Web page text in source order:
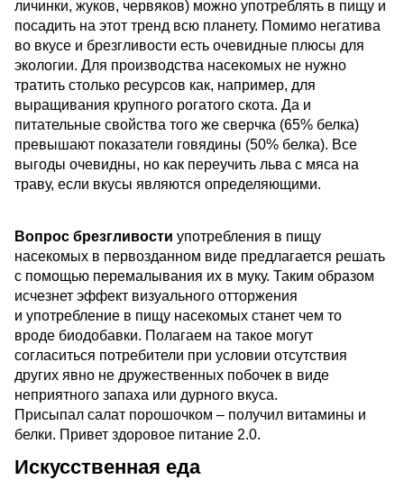
личинки, жуков, червяков) можно употреблять в пищу и
посадить на этот тренд всю планету. Помимо негатива
во вкусе и брезгливости есть очевидные плюсы для
экологии. Для производства насекомых не нужно
тратить столько ресурсов как, например, для
выращивания крупного рогатого скота. Да и
питательные свойства того же сверчка (65% белка)
превышают показатели говядины (50% белка). Все
выгоды очевидны, но как переучить льва с мяса на
траву, если вкусы являются определяющими.
Вопрос брезгливости употребления в пищу
насекомых в первозданном виде предлагается решать
с помощью перемалывания их в муку. Таким образом
исчезнет эффект визуального отторжения
и употребление в пищу насекомых станет чем то
вроде биодобавки. Полагаем на такое могут
согласиться потребители при условии отсутствия
других явно не дружественных побочек в виде
неприятного запаха или дурного вкуса.
Присыпал салат порошочком – получил витамины и
белки. Привет здоровое питание 2.0.
Искусственная еда